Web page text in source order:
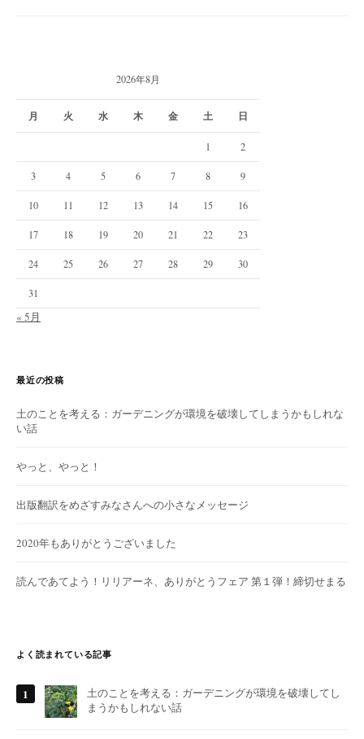
2026年8月
月 火 水 木 金 土 日
1 2
3 4 5 6 7 8 9
10 11 12 13 14 15 16
17 18 19 20 21 22 23
24 25 26 27 28 29 30
31
« 5月
最近の投稿
土のことを考える：ガーデニングが環境を破壊してしまうかもしれな
い話
やっと、やっと！
出版翻訳をめざすみなさんへの小さなメッセージ
2020年もありがとうございました
読んであてよう！リリアーネ、ありがとうフェア 第１弾！締切せまる
よく読まれている記事
土のことを考える：ガーデニングが環境を破壊してし
まうかもしれない話